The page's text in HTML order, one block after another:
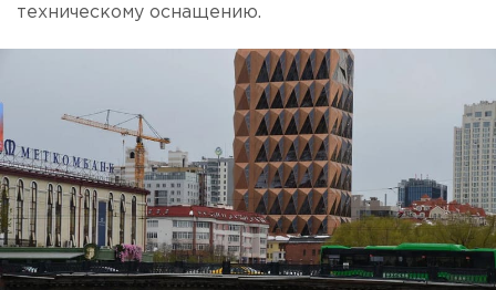
техническому оснащению.